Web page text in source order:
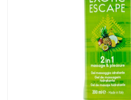
/Salute e
Control Linea Piacere Coppia
Gel Exotic Escape